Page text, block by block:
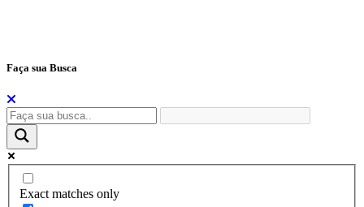
Faça sua Busca
Exact matches only